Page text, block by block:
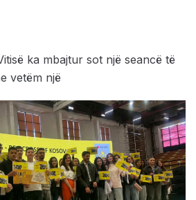
ka mbajtur sot një seancë të
vetëm një